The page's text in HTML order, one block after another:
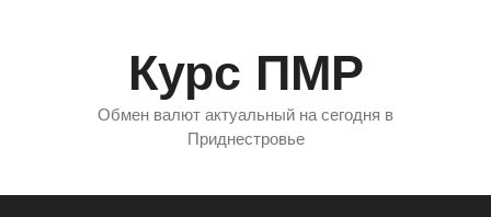
Курс ПМР
Обмен валют актуальный на сегодня в
Приднестровье